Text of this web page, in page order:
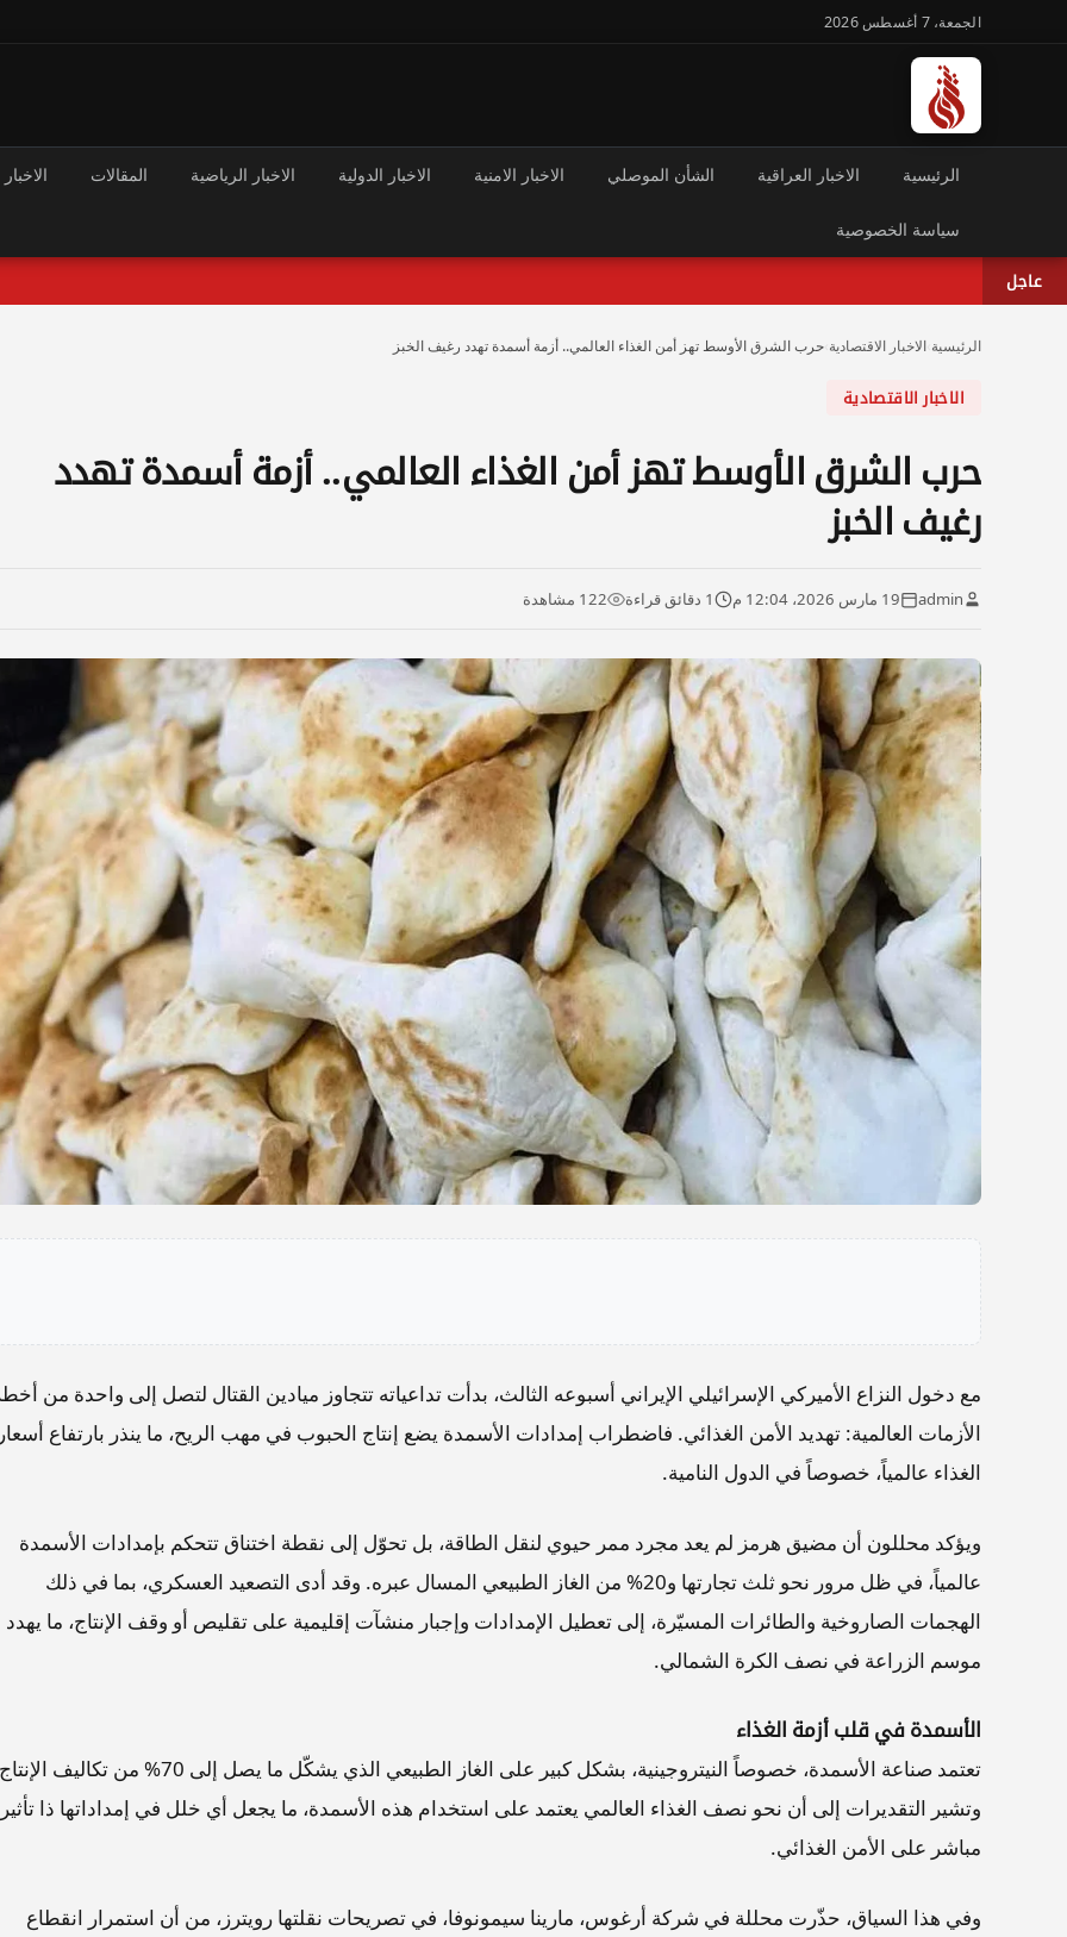
الجمعة، 7 أغسطس 2026
الرئيسية الاخبار العراقية الشأن الموصلي الاخبار الامنية الاخبار الدولية الاخبار الرياضية المقالات
سياسة الخصوصية
عاجل
الرئيسية الاخبار الاقتصادية حرب الشرق الأوسط تهز أمن الغذاء العالمي.. أزمة أسمدة تهدد رغيف الخبز
الاخبار الاقتصادية
حرب الشرق الأوسط تهز أمن الغذاء العالمي.. أزمة أسمدة تهدد
رغيف الخبز
admin 19 مارس 2026، 12:04 م 1 دقائق قراءة 122 مشاهدة
مع دخول النزاع الأميركي الإسرائيلي الإيراني أسبوعه الثالث، بدأت تداعياته تتجاوز ميادين القتال لتصل إلى واحدة من
الأزمات العالمية: تهديد الأمن الغذائي. فاضطراب إمدادات الأسمدة يضع إنتاج الحبوب في مهب الريح، ما ينذر بارتفاع
الغذاء عالمياً، خصوصاً في الدول النامية.
ويؤكد محللون أن مضيق هرمز لم يعد مجرد ممر حيوي لنقل الطاقة، بل تحوّل إلى نقطة اختناق تتحكم بإمدادات الأسمدة
عالمياً، في ظل مرور نحو ثلث تجارتها و20% من الغاز الطبيعي المسال عبره. وقد أدى التصعيد العسكري، بما في ذلك
الهجمات الصاروخية والطائرات المسيّرة، إلى تعطيل الإمدادات وإجبار منشآت إقليمية على تقليص أو وقف الإنتاج، ما يهدد
موسم الزراعة في نصف الكرة الشمالي.
الأسمدة في قلب أزمة الغذاء
تعتمد صناعة الأسمدة، خصوصاً النيتروجينية، بشكل كبير على الغاز الطبيعي الذي يشكّل ما يصل إلى 70% من تكاليف
وتشير التقديرات إلى أن نحو نصف الغذاء العالمي يعتمد على استخدام هذه الأسمدة، ما يجعل أي خلل في إمداداتها ذا تأثير
مباشر على الأمن الغذائي.
وفي هذا السياق، حذّرت محللة في شركة أرغوس، مارينا سيمونوفا، في تصريحات نقلتها رويترز، من أن استمرار انقطاع